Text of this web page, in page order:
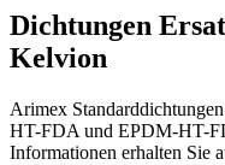
Dichtungen
Kelvion
Arimex
HT-FDA und EPDM-HT-
Informationen erhalten Sie